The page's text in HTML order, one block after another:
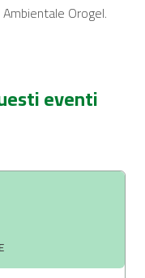
Orogel.
eventi